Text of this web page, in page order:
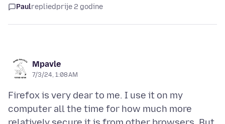
Paulrepliedprije 2 godine
Mpavle
7/3/24, 1:08 AM
Firefox is very dear to me. I use it on my
computer all the time for how much more